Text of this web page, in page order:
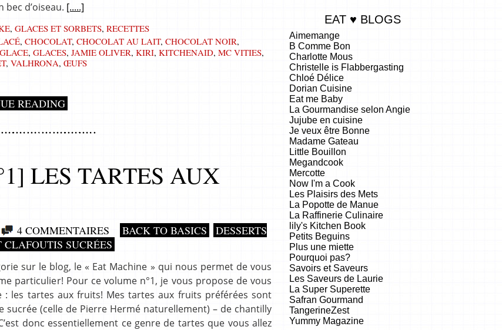
bec d’oiseau. [.....]
, GLACES ET SORBETS, RECETTES
, CHOCOLAT, CHOCOLAT AU LAIT, CHOCOLAT NOIR,
GLACE, GLACES, JAMIE OLIVER, KIRI, KITCHENAID, MC VITIES,
, VALHRONA, ŒUFS
READING
LES TARTES AUX
4 COMMENTAIRES BACK TO BASICS
DESSERTS
CLAFOUTIS SUCRÉES
sur le blog, le « Eat Machine » qui nous permet de vous
particulier! Pour ce volume n°1, je vous propose de vous
les tartes aux fruits! Mes tartes aux fruits préférées sont
sucrée (celle de Pierre Hermé naturellement) – de chantilly
donc essentiellement ce genre de tartes que vous allez
EAT ♥ BLOGS
Aimemange
B Comme Bon
Charlotte Mous
Christelle is Flabbergasting
Chloé Délice
Dorian Cuisine
Eat me Baby
La Gourmandise selon Angie
Jujube en cuisine
Je veux être Bonne
Madame Gateau
Little Bouillon
Megandcook
Mercotte
Now I'm a Cook
Les Plaisirs des Mets
La Popotte de Manue
La Raffinerie Culinaire
lily's Kitchen Book
Petits Beguins
Plus une miette
Pourquoi pas?
Savoirs et Saveurs
Les Saveurs de Laurie
La Super Superette
Safran Gourmand
TangerineZest
Yummy Magazine